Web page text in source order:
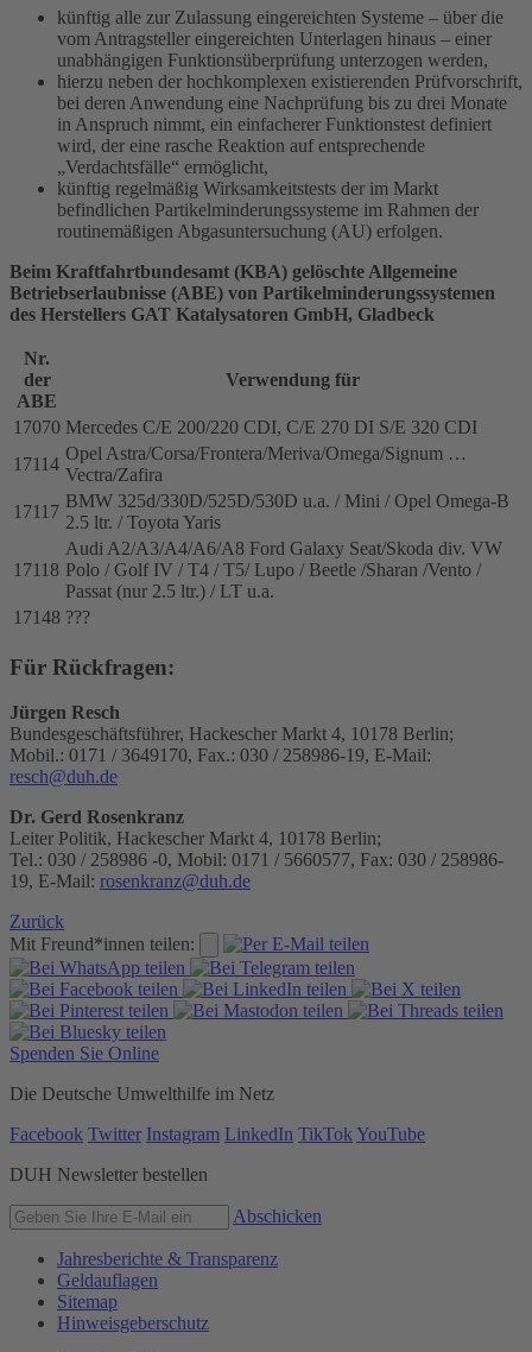
künftig alle zur Zulassung eingereichten Systeme – über die
vom Antragsteller eingereichten Unterlagen hinaus – einer
unabhängigen Funktionsüberprüfung unterzogen werden,
hierzu neben der hochkomplexen existierenden Prüfvorschrift,
bei deren Anwendung eine Nachprüfung bis zu drei Monate
in Anspruch nimmt, ein einfacherer Funktionstest definiert
wird, der eine rasche Reaktion auf entsprechende
„Verdachtsfälle“ ermöglicht,
künftig regelmäßig Wirksamkeitstests der im Markt
befindlichen Partikelminderungssysteme im Rahmen der
routinemäßigen Abgasuntersuchung (AU) erfolgen.
Beim Kraftfahrtbundesamt (KBA) gelöschte Allgemeine
Betriebserlaubnisse (ABE) von Partikelminderungssystemen
des Herstellers GAT Katalysatoren GmbH, Gladbeck
Nr.
der
ABE
Verwendung für
17070 Mercedes C/E 200/220 CDI, C/E 270 DI S/E 320 CDI
17114
Opel Astra/Corsa/Frontera/Meriva/Omega/Signum …
Vectra/Zafira
17117
BMW 325d/330D/525D/530D u.a. / Mini / Opel Omega-B
2.5 ltr. / Toyota Yaris
17118
Audi A2/A3/A4/A6/A8 Ford Galaxy Seat/Skoda div. VW
Polo / Golf IV / T4 / T5/ Lupo / Beetle /Sharan /Vento /
Passat (nur 2.5 ltr.) / LT u.a.
17148 ???
Für Rückfragen:
Jürgen Resch
Bundesgeschäftsführer, Hackescher Markt 4, 10178 Berlin;
Mobil.: 0171 / 3649170, Fax.: 030 / 258986-19, E-Mail:
resch@duh.de
Dr. Gerd Rosenkranz
Leiter Politik, Hackescher Markt 4, 10178 Berlin;
Tel.: 030 / 258986 -0, Mobil: 0171 / 5660577, Fax: 030 / 258986-
19, E-Mail: rosenkranz@duh.de
Zurück
Mit Freund*innen teilen:
Spenden Sie Online
Die Deutsche Umwelthilfe im Netz
Facebook Twitter Instagram LinkedIn TikTok YouTube
DUH Newsletter bestellen
Abschicken
Jahresberichte & Transparenz
Geldauflagen
Sitemap
Hinweisgeberschutz